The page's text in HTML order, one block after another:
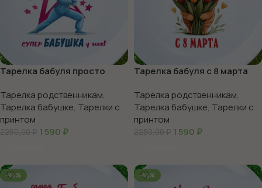
Тарелка бабуля просто
Тарелка родственникам,
Тарелка бабушке, Тарелки с
принтом
2250,00₽ 1 590 ₽
Тарелка бабуля с 8 марта
Тарелка родственникам,
Тарелка бабушке, Тарелки с
принтом
2250,00₽ 1 590 ₽
-65% -65%